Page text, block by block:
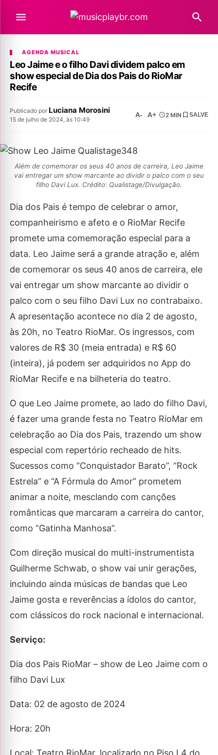
AGENDA MUSICAL
Leo Jaime e o filho Davi dividem palco em
show especial de Dia dos Pais do RioMar
Recife
Publicado por Luciana Morosini
15 de julho de 2024, às 10:49
A- A+ 2 MIN SALVE
Além de comemorar os seus 40 anos de carreira, Leo Jaime
vai entregar um show marcante ao dividir o palco com o seu
filho Davi Lux. Crédito: Qualistage/Divulgação.
Dia dos Pais é tempo de celebrar o amor,
companheirismo e afeto e o RioMar Recife
promete uma comemoração especial para a
data. Leo Jaime será a grande atração e, além
de comemorar os seus 40 anos de carreira, ele
vai entregar um show marcante ao dividir o
palco com o seu filho Davi Lux no contrabaixo.
A apresentação acontece no dia 2 de agosto,
às 20h, no Teatro RioMar. Os ingressos, com
valores de R$ 30 (meia entrada) e R$ 60
(inteira), já podem ser adquiridos no App do
RioMar Recife e na bilheteria do teatro.
O que Leo Jaime promete, ao lado do filho Davi,
é fazer uma grande festa no Teatro RioMar em
celebração ao Dia dos Pais, trazendo um show
especial com repertório recheado de hits.
Sucessos como “Conquistador Barato”, “Rock
Estrela” e “A Fórmula do Amor” prometem
animar a noite, mesclando com canções
românticas que marcaram a carreira do cantor,
como “Gatinha Manhosa”.
Com direção musical do multi-instrumentista
Guilherme Schwab, o show vai unir gerações,
incluindo ainda músicas de bandas que Leo
Jaime gosta e reverências a ídolos do cantor,
com clássicos do rock nacional e internacional.
Serviço:
Dia dos Pais RioMar – show de Leo Jaime com o
filho Davi Lux
Data: 02 de agosto de 2024
Hora: 20h
Local: Teatro RioMar, localizado no Piso L4 do